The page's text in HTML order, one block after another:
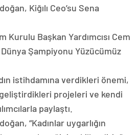
Kiğılı Ceo’su Sena
Kurulu Başkan Yardımcısı Cem
Şampiyonu Yüzücümüz
istihdamına verdikleri önemi,
projeleri ve kendi
paylaştı.
“Kadınlar uygarlığın